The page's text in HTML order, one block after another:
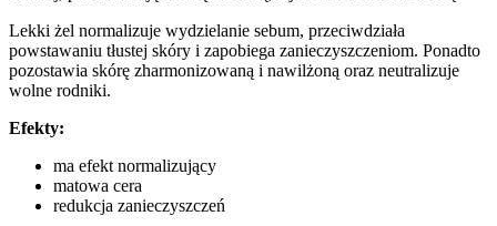
Lekki żel normalizuje wydzielanie sebum, przeciwdziała
powstawaniu tłustej skóry i zapobiega zanieczyszczeniom. Ponadto
pozostawia skórę zharmonizowaną i nawilżoną oraz neutralizuje
wolne rodniki.
Efekty:
ma efekt normalizujący
matowa cera
redukcja zanieczyszczeń